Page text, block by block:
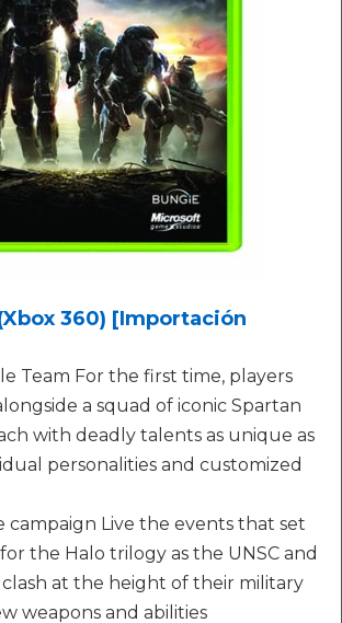
360) [Importación
Team For the first time, players
a squad of iconic Spartan
with deadly talents as unique as
personalities and customized
campaign Live the events that set
the Halo trilogy as the UNSC and
at the height of their military
weapons and abilities